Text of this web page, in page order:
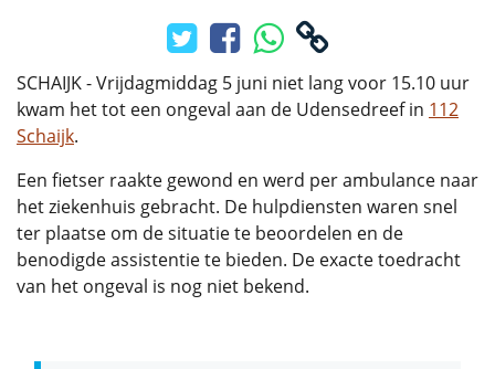
SCHAIJK - Vrijdagmiddag 5 juni niet lang voor 15.10 uur
kwam het tot een ongeval aan de Udensedreef in 112
Schaijk.
Een fietser raakte gewond en werd per ambulance naar
het ziekenhuis gebracht. De hulpdiensten waren snel
ter plaatse om de situatie te beoordelen en de
benodigde assistentie te bieden. De exacte toedracht
van het ongeval is nog niet bekend.